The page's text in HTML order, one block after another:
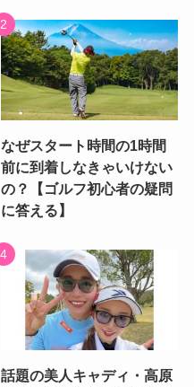
なぜスタート時間の1時間
前に到着しなきゃいけない
の？【ゴルフ初心者の疑問
に答える】
話題の美人キャディ・高原